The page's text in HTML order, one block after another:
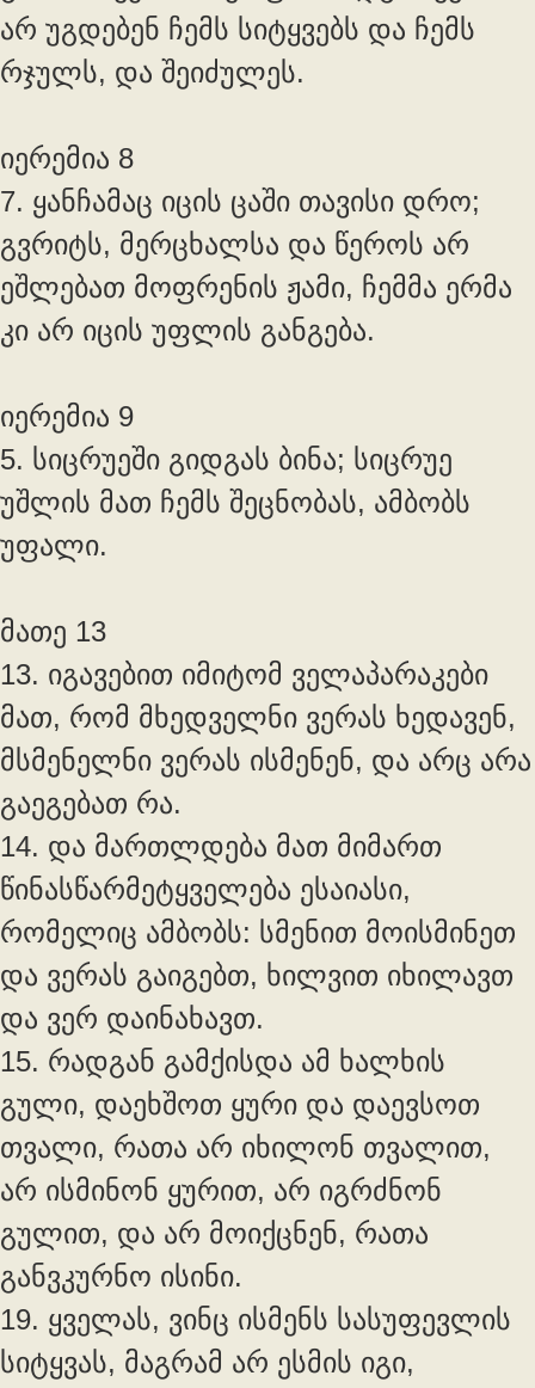
არ უგდებენ ჩემს სიტყვებს და ჩემს
რჯულს, და შეიძულეს.
იერემია 8
7. ყანჩამაც იცის ცაში თავისი დრო;
გვრიტს, მერცხალსა და წეროს არ
ეშლებათ მოფრენის ჟამი, ჩემმა ერმა
კი არ იცის უფლის განგება.
იერემია 9
5. სიცრუეში გიდგას ბინა; სიცრუე
უშლის მათ ჩემს შეცნობას, ამბობს
უფალი.
მათე 13
13. იგავებით იმიტომ ველაპარაკები
მათ, რომ მხედველნი ვერას ხედავენ,
მსმენელნი ვერას ისმენენ, და არც არა
გაეგებათ რა.
14. და მართლდება მათ მიმართ
წინასწარმეტყველება ესაიასი,
რომელიც ამბობს: სმენით მოისმინეთ
და ვერას გაიგებთ, ხილვით იხილავთ
და ვერ დაინახავთ.
15. რადგან გამქისდა ამ ხალხის
გული, დაეხშოთ ყური და დაევსოთ
თვალი, რათა არ იხილონ თვალით,
არ ისმინონ ყურით, არ იგრძნონ
გულით, და არ მოიქცნენ, რათა
განვკურნო ისინი.
19. ყველას, ვინც ისმენს სასუფევლის
სიტყვას, მაგრამ არ ესმის იგი,